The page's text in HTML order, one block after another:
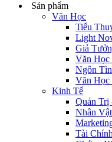
Sản phẩm
Văn Học
Tiểu
Light
Giả
Văn
Ngôn
Văn
Kinh Tế
Quản
Nhân
Tài